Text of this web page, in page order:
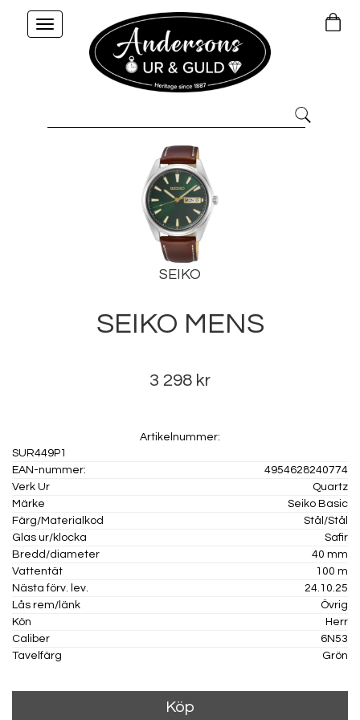
Toggle
navigation
SEIKO
SEIKO MENS
3 298 kr
Artikelnummer:
SUR449P1
EAN-nummer:
4954628240774
Verk Ur
Quartz
Märke
Seiko Basic
Färg/Materialkod
Stål/Stål
Glas ur/klocka
Safir
Bredd/diameter
40 mm
Vattentät
100 m
Nästa förv. lev.
24.10.25
Lås rem/länk
Övrig
Kön
Herr
Caliber
6N53
Tavelfärg
Grön
Köp